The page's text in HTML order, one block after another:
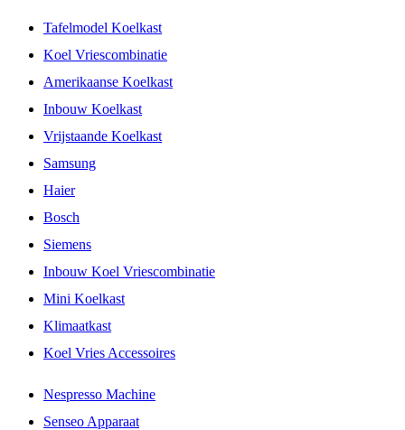
Tafelmodel Koelkast
Koel Vriescombinatie
Amerikaanse Koelkast
Inbouw Koelkast
Vrijstaande Koelkast
Samsung
Haier
Bosch
Siemens
Inbouw Koel Vriescombinatie
Mini Koelkast
Klimaatkast
Koel Vries Accessoires
Nespresso Machine
Senseo Apparaat